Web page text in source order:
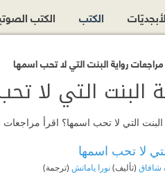
رواية البنت التي لا تحب اسمها
البنت التي لا
البنت التي لا تحب اسمها؟ اقرأ
لا تحب اسمها
شافاق (تأليف)نورا ياماتش (ترجمة)
الكتب الكتب